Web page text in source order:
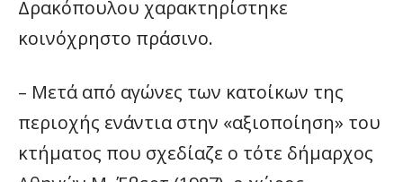
Δρακόπουλου χαρακτηρίστηκε
κοινόχρηστο πράσινο.
– Μετά από αγώνες των κατοίκων της
περιοχής ενάντια στην «αξιοποίηση» του
κτήματος που σχεδίαζε ο τότε δήμαρχος